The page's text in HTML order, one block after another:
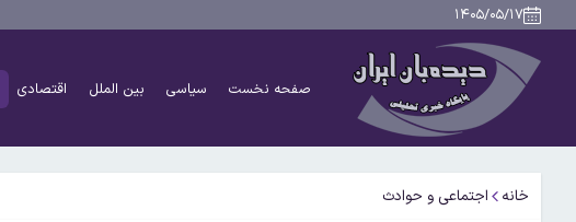
۱۴۰۵/۰۵/۱۷
صفحه نخست سیاسی بین الملل اقتصادی
خانه اجتماعی و حوادث